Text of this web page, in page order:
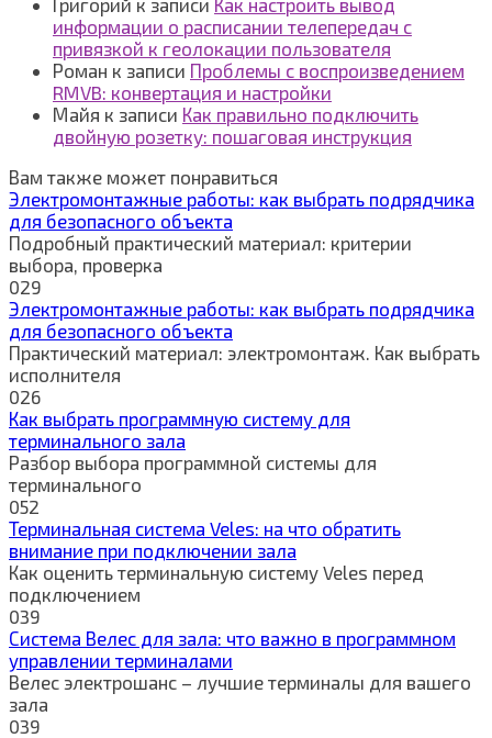
информации о расписании телепередач с
привязкой к геолокации пользователя
Роман к записи Проблемы с воспроизведением
RMVB: конвертация и настройки
Майя к записи Как правильно подключить
двойную розетку: пошаговая инструкция
Вам также может понравиться
Электромонтажные работы: как выбрать подрядчика
для безопасного объекта
Подробный практический материал: критерии
выбора, проверка
029
Электромонтажные работы: как выбрать подрядчика
для безопасного объекта
Практический материал: электромонтаж. Как выбрать
исполнителя
026
Как выбрать программную систему для
терминального зала
Разбор выбора программной системы для
терминального
052
Терминальная система Veles: на что обратить
внимание при подключении зала
Как оценить терминальную систему Veles перед
подключением
039
Система Велес для зала: что важно в программном
управлении терминалами
Велес электрошанс – лучшие терминалы для вашего
зала
039